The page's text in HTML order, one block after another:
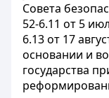
Совета
52-6.11 от 5
6.13 от 17
основании и
государства